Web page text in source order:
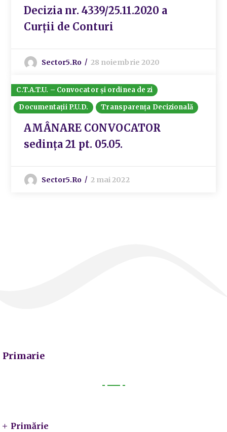
Decizia nr. 4339/25.11.2020 a
Curții de Conturi
Sector5.ro 28 noiembrie 2020
C.T.A.T.U. – Convocator și ordinea de zi
Documentații P.U.D.
Transparența Decizională
AMÂNARE CONVOCATOR
sedința 21 pt. 05.05.
Sector5.ro 2 mai 2022
Primarie
Primărie